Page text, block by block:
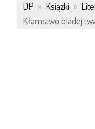
DP » Książki »
Kłamstwo bladej